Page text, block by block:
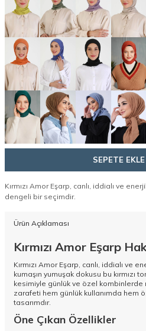
SEPETE EKLE
Kırmızı Amor Eşarp, canlı, iddialı ve
dengeli bir seçimdir.
Ürün Açıklaması
Kırmızı Amor Eşarp
Kırmızı Amor Eşarp, canlı, iddialı ve
kumaşın yumuşak dokusu bu kırmızı
kesimiyle günlük ve özel kombinlerde
zarafeti hem günlük kullanımda hem
tasarımdır.
Öne Çıkan Özellikler